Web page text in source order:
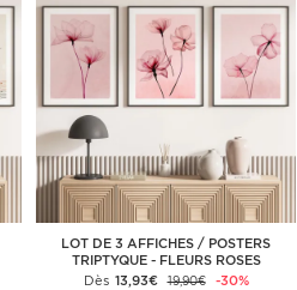
LOT DE 3 AFFICHES / POSTERS
TRIPTYQUE - FLEURS ROSES
Dès 13,93€ 19,90€ -30%